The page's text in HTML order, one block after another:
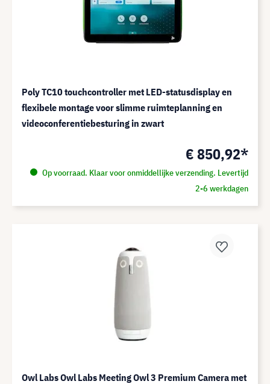
Poly TC10 touchcontroller met LED-statusdisplay en
flexibele montage voor slimme ruimteplanning en
videoconferentiebesturing in zwart
€ 850,92*
Op voorraad. Klaar voor onmiddellijke verzending. Levertijd
2-6 werkdagen
Owl Labs Owl Labs Meeting Owl 3 Premium Camera met